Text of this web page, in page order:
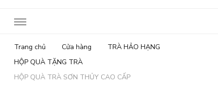
Trang chủ Cửa hàng
TRÀ HẢO HẠNG
HỘP QUÀ TẶNG TRÀ
HỘP QUÀ TRÀ SƠN THỦY CAO CẤP